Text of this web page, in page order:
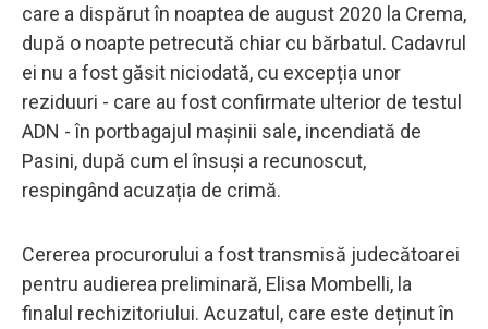
care a dispărut în noaptea de august 2020 la Crema,
după o noapte petrecută chiar cu bărbatul. Cadavrul
ei nu a fost găsit niciodată, cu excepția unor
reziduuri - care au fost confirmate ulterior de testul
ADN - în portbagajul mașinii sale, incendiată de
Pasini, după cum el însuși a recunoscut,
respingând acuzația de crimă.
Cererea procurorului a fost transmisă judecătoarei
pentru audierea preliminară, Elisa Mombelli, la
finalul rechizitoriului. Acuzatul, care este deținut în